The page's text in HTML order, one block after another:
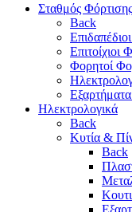
Σταθμός Φόρτισης
Back
Επιτoίχιοι
Φορητοί
Ηλεκτρολογικά
Back
Κυτία &
Back